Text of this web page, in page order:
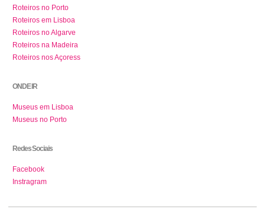
Roteiros no Porto
Roteiros em Lisboa
Roteiros no Algarve
Roteiros na Madeira
Roteiros nos Açoress
ONDE IR
Museus em Lisboa
Museus no Porto
Redes Sociais
Facebook
Instragram